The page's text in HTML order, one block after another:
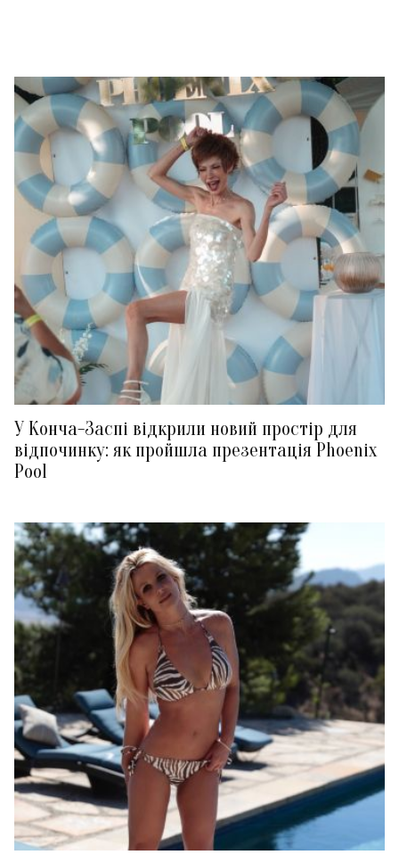
У Конча-Заспі відкрили новий простір для
відпочинку: як пройшла презентація Phoenix
Pool